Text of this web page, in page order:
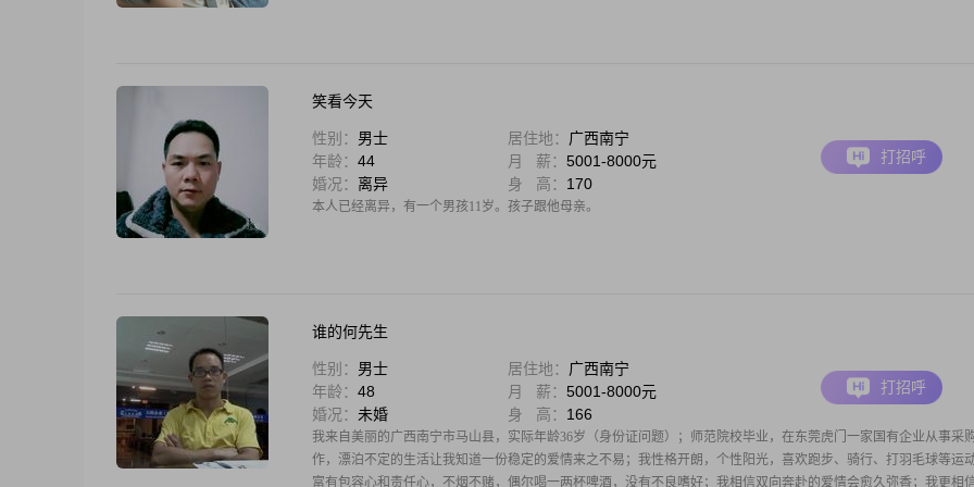
笑看今天
性别： 男士 居住地： 广西南宁
年龄： 44 月 薪： 5001-8000元
婚况： 离异 身 高： 170
本人已经离异，有一个男孩11岁。孩子跟他母亲。
打招呼
谁的何先生
性别： 男士 居住地： 广西南宁
年龄： 48 月 薪： 5001-8000元
婚况： 未婚 身 高： 166
我来自美丽的广西南宁市马山县，实际年龄36岁（身份证问题）；师范院校毕业，在东莞虎门一家国有企业从事采
作，漂泊不定的生活让我知道一份稳定的爱情来之不易；我性格开朗，个性阳光，喜欢跑步、骑行、打羽毛球等运动
富有包容心和责任心，不烟不赌，偶尔喝一两杯啤酒，没有不良嗜好；我相信双向奔赴的爱情会愈久弥香；我更相
打招呼